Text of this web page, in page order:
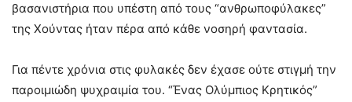
βασανιστήρια που υπέστη από τους “ανθρωποφύλακες”
της Χούντας ήταν πέρα από κάθε νοσηρή φαντασία.
Για πέντε χρόνια στις φυλακές δεν έχασε ούτε στιγμή την
παροιμιώδη ψυχραιμία του. “Ένας Ολύμπιος Κρητικός”